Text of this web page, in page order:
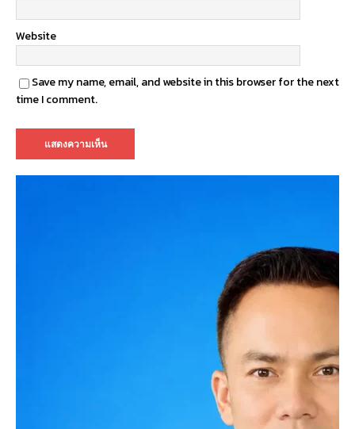
Website
Save my name, email, and website in this browser for the next
time I comment.